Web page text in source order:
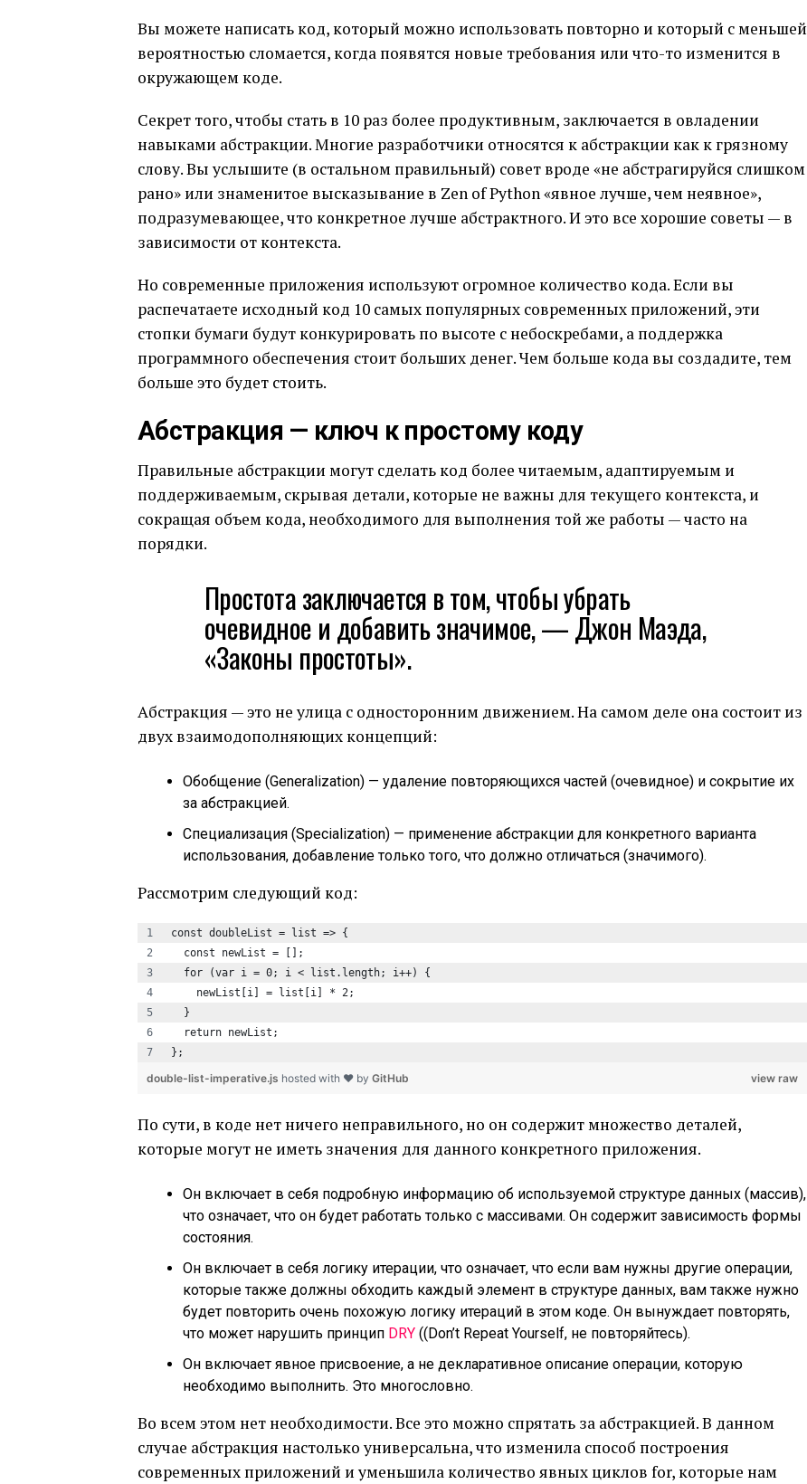
Вы можете написать код, который можно использовать повторно и который с меньшей
вероятностью сломается, когда появятся новые требования или что-то изменится в
окружающем коде.
Секрет того, чтобы стать в 10 раз более продуктивным, заключается в овладении
навыками абстракции. Многие разработчики относятся к абстракции как к грязному
слову. Вы услышите (в остальном правильный) совет вроде «не абстрагируйся слишком
рано» или знаменитое высказывание в Zen of Python «явное лучше, чем неявное»,
подразумевающее, что конкретное лучше абстрактного. И это все хорошие советы — в
зависимости от контекста.
Но современные приложения используют огромное количество кода. Если вы
распечатаете исходный код 10 самых популярных современных приложений, эти
стопки бумаги будут конкурировать по высоте с небоскребами, а поддержка
программного обеспечения стоит больших денег. Чем больше кода вы создадите, тем
больше это будет стоить.
Абстракция — ключ к простому коду
Правильные абстракции могут сделать код более читаемым, адаптируемым и
поддерживаемым, скрывая детали, которые не важны для текущего контекста, и
сокращая объем кода, необходимого для выполнения той же работы — часто на
порядки.
Простота заключается в том, чтобы убрать
очевидное и добавить значимое, — Джон Маэда,
«Законы простоты».
Абстракция — это не улица с односторонним движением. На самом деле она состоит из
двух взаимодополняющих концепций:
Обобщение (Generalization) — удаление повторяющихся частей (очевидное) и сокрытие их
за абстракцией.
Специализация (Specialization) — применение абстракции для конкретного варианта
использования, добавление только того, что должно отличаться (значимого).
Рассмотрим следующий код:
const doubleList = list => {
  const newList = [];
  for (var i = 0; i < list.length; i++) {
    newList[i] = list[i] * 2;
  }
  return newList;
};
view raw
double-list-imperative.js hosted with ❤ by GitHub
По сути, в коде нет ничего неправильного, но он содержит множество деталей,
которые могут не иметь значения для данного конкретного приложения.
Он включает в себя подробную информацию об используемой структуре данных (массив),
что означает, что он будет работать только с массивами. Он содержит зависимость формы
состояния.
Он включает в себя логику итерации, что означает, что если вам нужны другие операции,
которые также должны обходить каждый элемент в структуре данных, вам также нужно
будет повторить очень похожую логику итераций в этом коде. Он вынуждает повторять,
что может нарушить принцип DRY ((Don’t Repeat Yourself, не повторяйтесь).
Он включает явное присвоение, а не декларативное описание операции, которую
необходимо выполнить. Это многословно.
Во всем этом нет необходимости. Все это можно спрятать за абстракцией. В данном
случае абстракция настолько универсальна, что изменила способ построения
современных приложений и уменьшила количество явных циклов for, которые нам